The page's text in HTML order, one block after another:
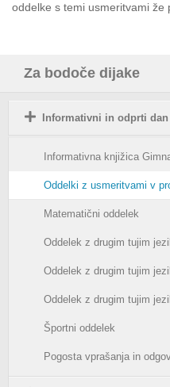
oddelke s temi usmeritvami že
Za bodoče dijake
Informativni in odprti
Informativna knjižica
Oddelki z usmeritvami v
Matematični oddelek
Oddelek z drugim tujim
Oddelek z drugim tujim
Oddelek z drugim tujim
Športni oddelek
Pogosta vprašanja in